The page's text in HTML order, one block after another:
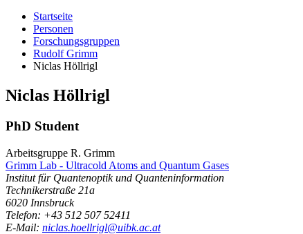
Startseite
Personen
Forschungsgruppen
Rudolf Grimm
Niclas Höllrigl
Niclas Höllrigl
PhD Student
Arbeitsgruppe R. Grimm
Grimm Lab - Ultracold Atoms and Quantum Gases
Institut für Quantenoptik und Quanteninformation
Technikerstraße 21a
6020 Innsbruck
Telefon: +43 512 507 52411
E-Mail: niclas.hoellrigl@uibk.ac.at